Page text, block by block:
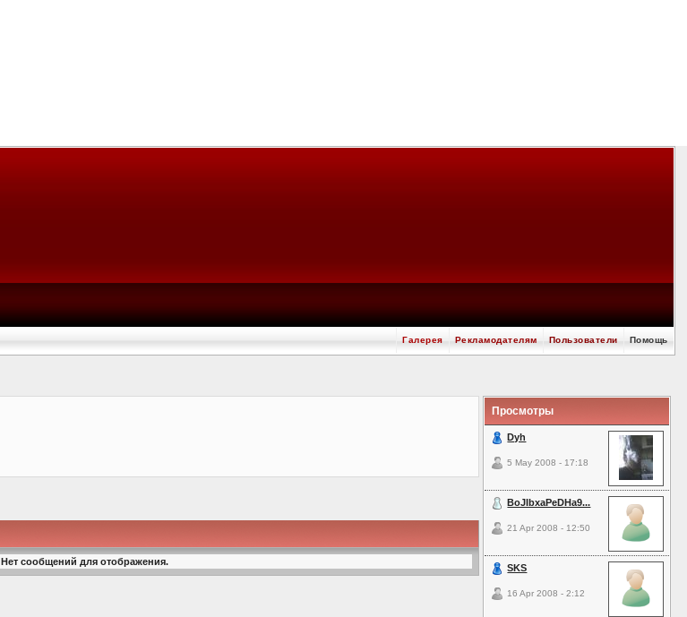
Помощь
Пользователи
Рекламодателям
Галерея
Нет сообщений для отображения.
Просмотры
Dyh
5 May 2008 - 17:18
BoJIbxaPeDHa9...
21 Apr 2008 - 12:50
SKS
16 Apr 2008 - 2:12